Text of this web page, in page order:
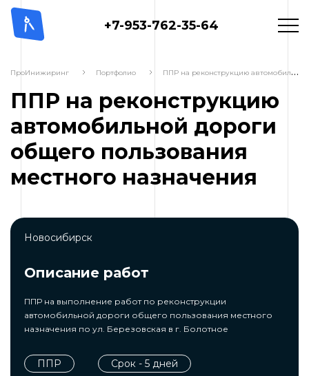
+7-953-762-35-64
ПроИнижиринг Портфолио П
ПР на реконструкцию автомобильной дороги общего пользования местного назначения
ППР на реконструкцию
автомобильной дороги
общего пользования
местного назначения
Новосибирск
Описание работ
ППР на выполнение работ по реконструкции
автомобильной дороги общего пользования местного
назначения по ул. Березовская в г. Болотное
ППР Срок - 5 дней